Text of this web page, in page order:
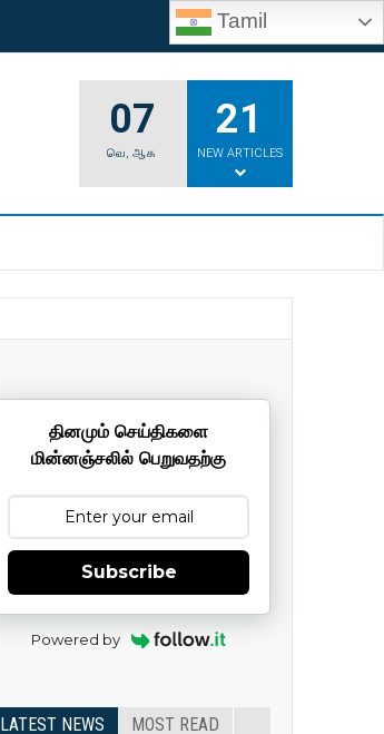
Tamil
07
வெ,ஆக
21
NEW ARTICLES
தினமும் செய்திகளை
மின்னஞ்சலில் பெறுவதற்கு
Subscribe
Powered by
LATEST NEWS MOST READ